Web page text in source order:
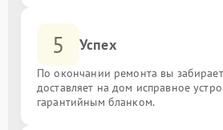
5 Успех
По окончании ремонта вы
доставляет на дом исправное
гарантийным бланком.